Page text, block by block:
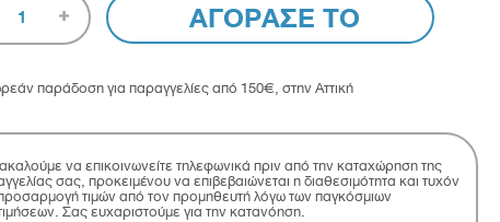
1 ΑΓΟΡΑΣΕ ΤΟ
παράδοση για παραγγελίες από 150€, στην Αττική
να επικοινωνείτε τηλεφωνικά πριν από την καταχώρηση της
σας, προκειμένου να επιβεβαιώνεται η διαθεσιμότητα και τυχόν
τιμών από τον προμηθευτή λόγω των παγκόσμιων
Σας ευχαριστούμε για την κατανόηση.